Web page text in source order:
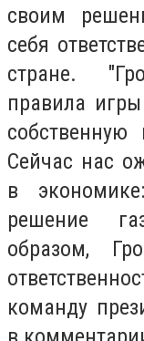
своим
себя
стране.
правила
собственную
Сейчас нас
в
решение
образом,
команду